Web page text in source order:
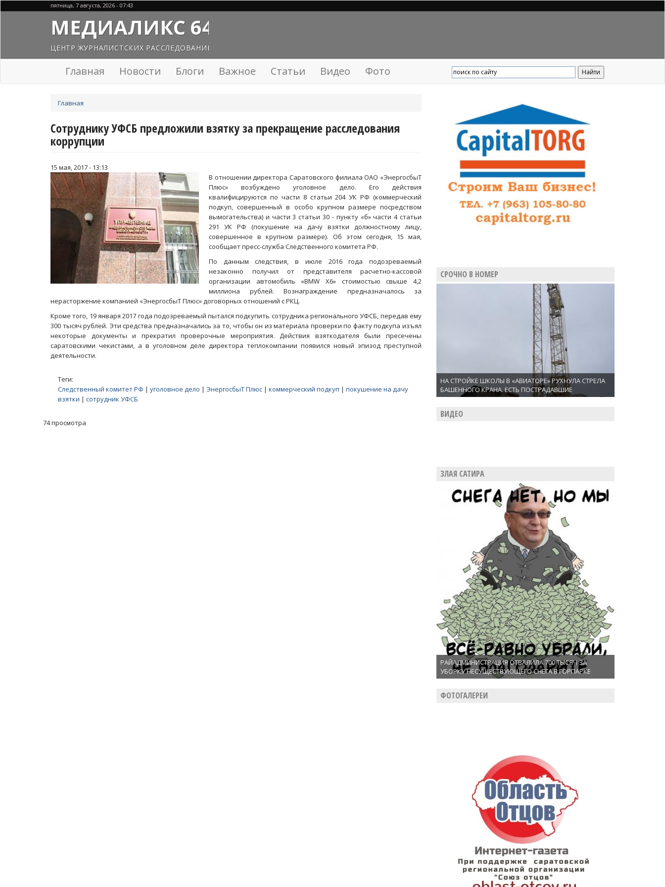
пятница, 7 августа, 2026 - 07:43
МЕДИАЛИКС 64
ЦЕНТР ЖУРНАЛИСТСКИХ РАССЛЕДОВАНИЙ
Главная Новости Блоги Важное Статьи Видео Фото
здесь
Главная
Сотруднику УФСБ предложили взятку за прекращение расследования
коррупции
15 мая, 2017 - 13:13
В отношении директора Саратовского филиала ОАО «ЭнергосбыТ
Плюс» возбуждено уголовное дело. Его действия
квалифицируются по части 8 статьи 204 УК РФ (коммерческий
подкуп, совершенный в особо крупном размере посредством
вымогательства) и части 3 статьи 30 - пункту «б» части 4 статьи
291 УК РФ (покушение на дачу взятки должностному лицу,
совершенное в крупном размере). Об этом сегодня, 15 мая,
сообщает пресс-служба Следственного комитета РФ.
По данным следствия, в июле 2016 года подозреваемый
незаконно получил от представителя расчетно-кассовой
организации автомобиль «BMW X6» стоимостью свыше 4,2
миллиона рублей. Вознаграждение предназначалось за
нерасторжение компанией «ЭнергосбыТ Плюс» договорных отношений с РКЦ.
Кроме того, 19 января 2017 года подозреваемый пытался подкупить сотрудника регионального УФСБ, передав ему
300 тысяч рублей. Эти средства предназначались за то, чтобы он из материала проверки по факту подкупа изъял
некоторые документы и прекратил проверочные мероприятия. Действия взяткодателя были пресечены
саратовскими чекистами, а в уголовном деле директора теплокомпании появился новый эпизод преступной
деятельности.
Теги:
Следственный комитет РФ | уголовное дело | ЭнергосбыТ Плюс | коммерческий подкуп | покушение на дачу
взятки | сотрудник УФСБ
74 просмотра
СРОЧНО В НОМЕР
НА СТРОЙКЕ ШКОЛЫ В «АВИАТОРЕ» РУХНУЛА СТРЕЛА
БАШЕННОГО КРАНА. ЕСТЬ ПОСТРАДАВШИЕ
ВИДЕО
ЗЛАЯ САТИРА
РАЙАДМИНИСТРАЦИЯ ОТВАЛИЛА 700 ТЫСЯЧ ЗА
УБОРКУ НЕСУЩЕСТВУЮЩЕГО СНЕГА В ГОРПАРКЕ
ФОТОГАЛЕРЕИ